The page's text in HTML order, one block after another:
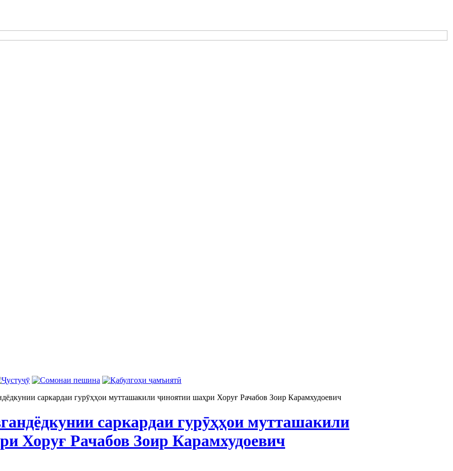
саркардаи гурӯҳҳои мутташакили ҷиноятии шаҳри Хоруғ Рачабов Зоир Карамхудоевич
саркардаи гурӯҳҳои мутташакили
Хоруғ Рачабов Зоир Карамхудоевич